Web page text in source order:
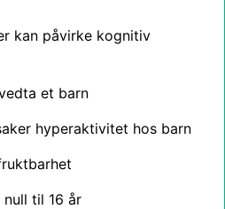
kan påvirke kognitiv
et barn
hyperaktivitet hos barn
til 16 år